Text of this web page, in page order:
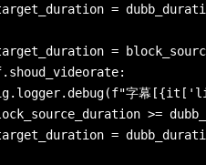
=
=
字幕
>=
=